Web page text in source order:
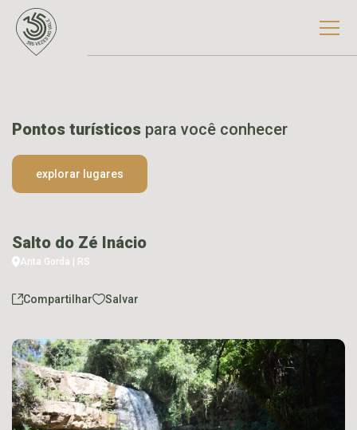
Pontos turísticos para você conhecer
explorar lugares
Salto do Zé Inácio
Anta Gorda | RS
Compartilhar Salvar